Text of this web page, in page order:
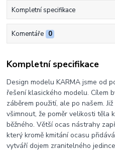
Kompletní specifikace
Komentáře 0
Kompletní specifikace
Design modelu KARMA jsme od
řešení klasického modelu. Cílem
záběrem použití, ale po našem.
všimnout, že poměr velikosti těla
běžného. Větší ocas nástrahy
který kromě kmitání ocasu
vytváří dojem zranitelného